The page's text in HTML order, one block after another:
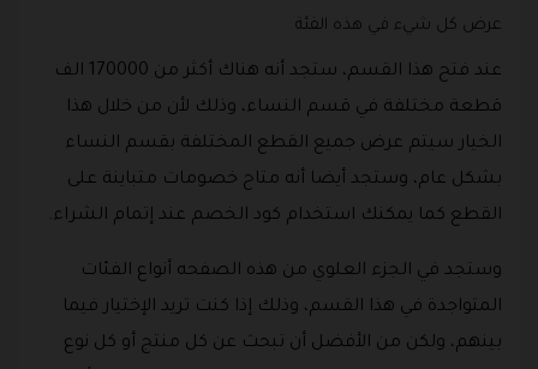
عرض كل شيء في هذه الفئة
عند فتح هذا القسم، ستجد أنه هناك أكثر من 170000 الف
قطعة مختلفة في قسم النساء، وذلك لأن من خلال هذا
الخيار سيتم عرض جميع القطع المختلفة بقسم النساء
بشكل عام، وستجد أيضا أنه متاح خصومات متباينة على
القطع كما يمكنك استخدام كود الخصم عند إتمام الشراء.
وستجد في الجزء العلوي من هذه الصفحه أنواع الفئات
المتواجدة في هذا القسم، وذلك إذا كنت تريد الإختيار فيما
بينهم، ولكن من الأفضل أن تبحث عن كل منتج أو كل نوع